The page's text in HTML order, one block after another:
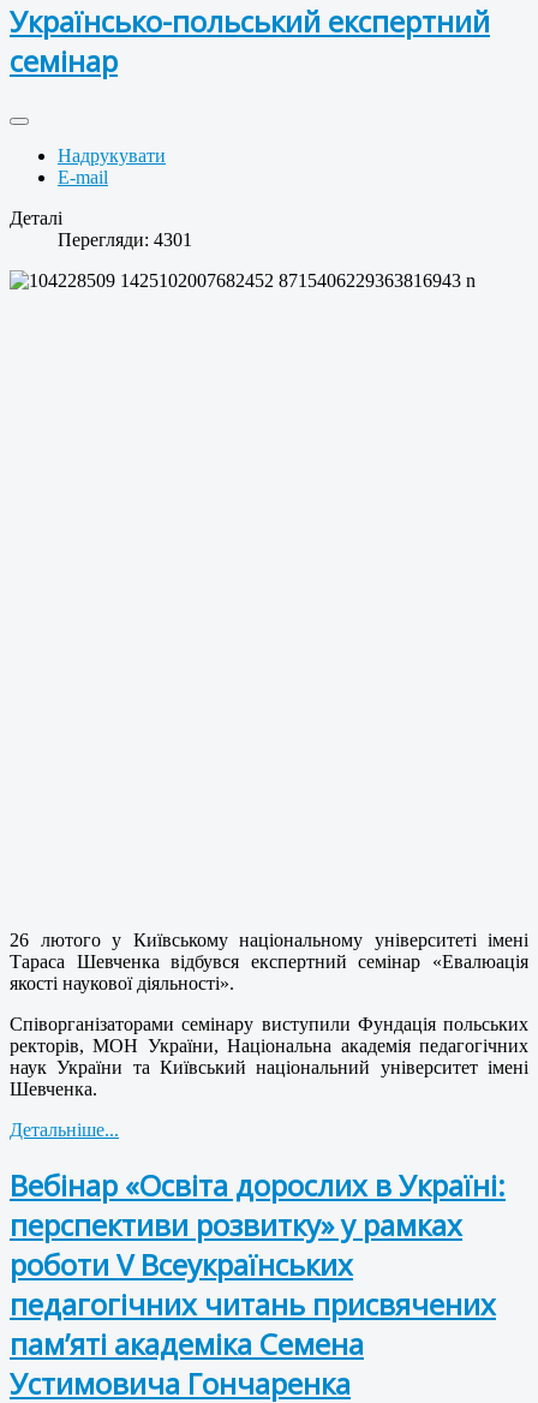
Українсько-польський експертний
семінар
Надрукувати
E-mail
Деталі
Перегляди: 4301
26 лютого у Київському національному університеті імені
Тараса Шевченка відбувся експертний семінар «Евалюація
якості наукової діяльності».
Співорганізаторами семінару виступили Фундація польських
ректорів, МОН України, Національна академія педагогічних
наук України та Київський національний університет імені
Шевченка.
Детальніше...
Вебінар «Освіта дорослих в Україні:
перспективи розвитку» у рамках
роботи V Всеукраїнських
педагогічних читань присвячених
пам’яті академіка Семена
Устимовича Гончаренка